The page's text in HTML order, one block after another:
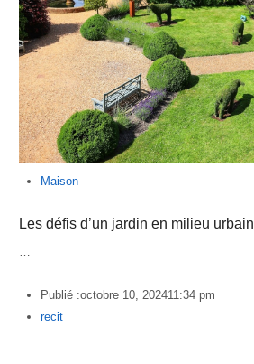
Maison
Les défis d’un jardin en milieu urbain
Publié :octobre 10, 202411:34 pm
Author
recit